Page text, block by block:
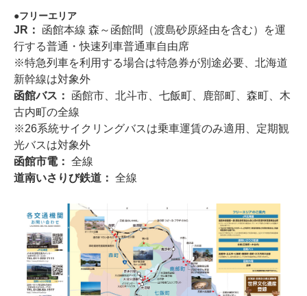
フリーエリア
JR： 函館本線 森～函館間（渡島砂原経由を含む）を運
行する普通・快速列車普通車自由席
※特急列車を利用する場合は特急券が別途必要、北海道
新幹線は対象外
函館バス： 函館市、北斗市、七飯町、鹿部町、森町、木
古内町の全線
※26系統サイクリングバスは乗車運賃のみ適用、定期観
光バスは対象外
函館市電： 全線
道南いさりび鉄道： 全線